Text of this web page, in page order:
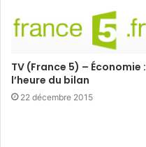
TV (France 5) – Économie :
l’heure du bilan
22 décembre 2015